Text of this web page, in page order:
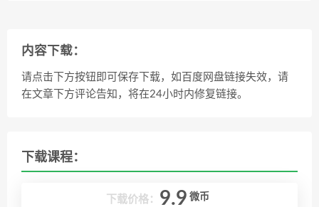
内容下载：
请点击下方按钮即可保存下载，如百度网盘链接失效，请
在文章下方评论告知，将在24小时内修复链接。
下载课程：
下载价格： 9.9 微币